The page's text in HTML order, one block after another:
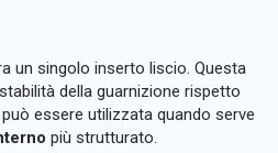
un singolo inserto liscio. Questa
della guarnizione rispetto
essere utilizzata quando serve
più strutturato.